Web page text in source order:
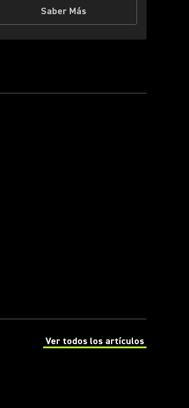
Saber Más
Ver todos los artículos
(Opens in a new tab)